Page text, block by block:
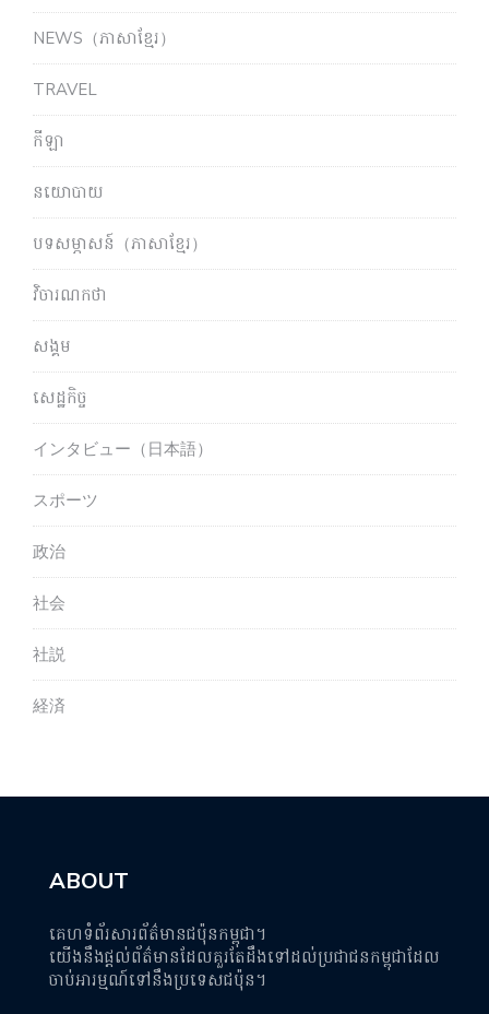
NEWS（ភាសាខ្មែរ）
TRAVEL
កីឡា
នយោបាយ
បទសម្ភាសន៍（ភាសាខ្មែរ）
វិចារណកថា
សង្គម
សេដ្ឋកិច្ច
インタビュー（日本語）
スポーツ
政治
社会
社説
経済
ABOUT
គេហទំព័រសារព័ត៌មានជប៉ុនកម្ពុជា។
យើងនឹងផ្តល់ព័ត៌មានដែលគួរតែដឹងទៅដល់ប្រជាជនកម្ពុជាដែល
ចាប់អារម្មណ៍ទៅនឹងប្រទេសជប៉ុន។